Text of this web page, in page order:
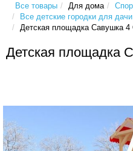
Все товары Для дома
Все детские городки для
Детская площадка Савушка 4
Детская площадка